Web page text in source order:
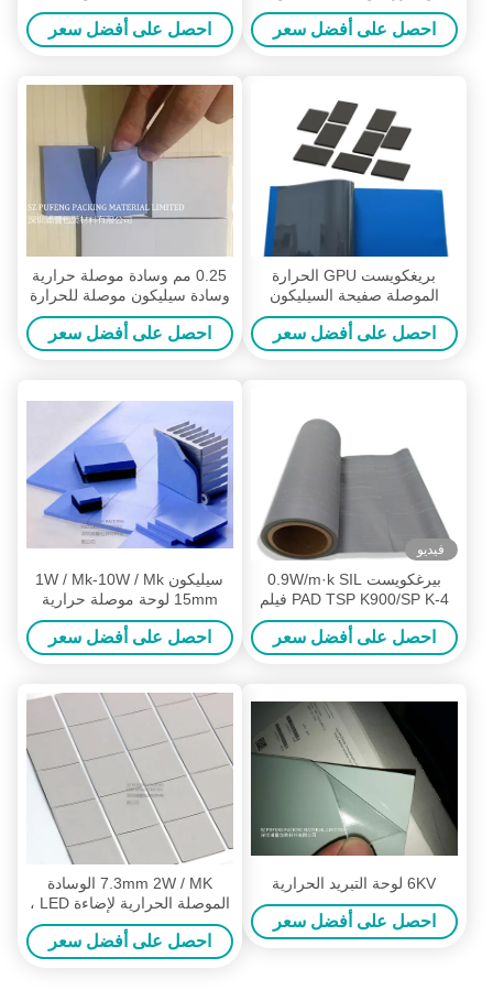
الموصلة الحرارية الناعمة
احصل على أفضل سعر
السيليكون الموصلة للحرارة
احصل على أفضل سعر
بريغكويست GPU الحرارة
الموصلة صفيحة السيليكون
GP1500 الأسود 1.5W / MK
احصل على أفضل سعر
0.25 مم وسادة موصلة حرارية
وسادة سيليكون موصلة للحرارة
احصل على أفضل سعر
فيديو
بيرغكويست 0.9W/m·k SIL
PAD TSP K900/SP K-4 فيلم
السيليكون الموصل الحراري
احصل على أفضل سعر
سيليكون 1W / Mk-10W / Mk
15mm لوحة موصلة حرارية
للهاتف الخليوي المحمول وتبديد
الحرارة
احصل على أفضل سعر
6KV لوحة التبريد الحرارية
احصل على أفضل سعر
7.3mm 2W / MK الوسادة
الموصلة الحرارية لإضاءة LED ،
وسادات حشو فجوة غير
سيليكون
احصل على أفضل سعر